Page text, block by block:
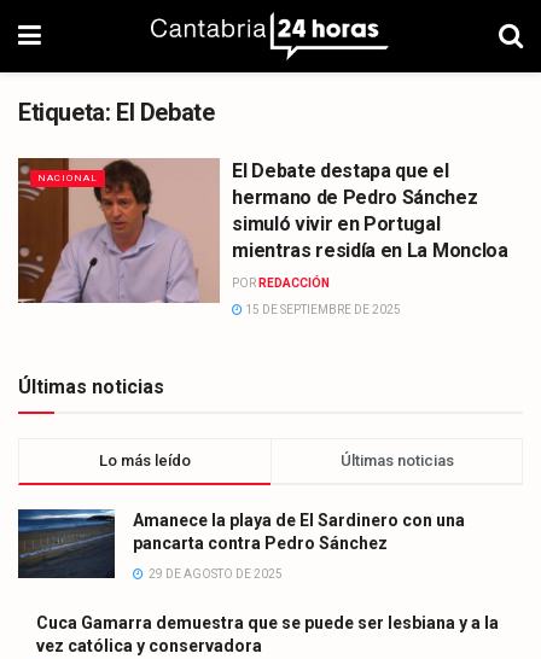
Etiqueta: El Debate
NACIONAL
El Debate destapa que el
hermano de Pedro Sánchez
simuló vivir en Portugal
mientras residía en La Moncloa
POR REDACCIÓN
15 DE SEPTIEMBRE DE 2025
Últimas noticias
Lo más leído Últimas noticias
Amanece la playa de El Sardinero con una
pancarta contra Pedro Sánchez
29 DE AGOSTO DE 2025
Cuca Gamarra demuestra que se puede ser lesbiana y a la
vez católica y conservadora